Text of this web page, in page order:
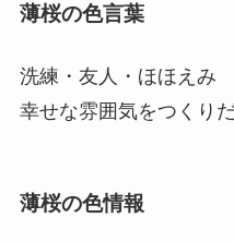
薄桜の色言葉
洗練・友人・ほほえみ
幸せな雰囲気をつくり
薄桜の色情報